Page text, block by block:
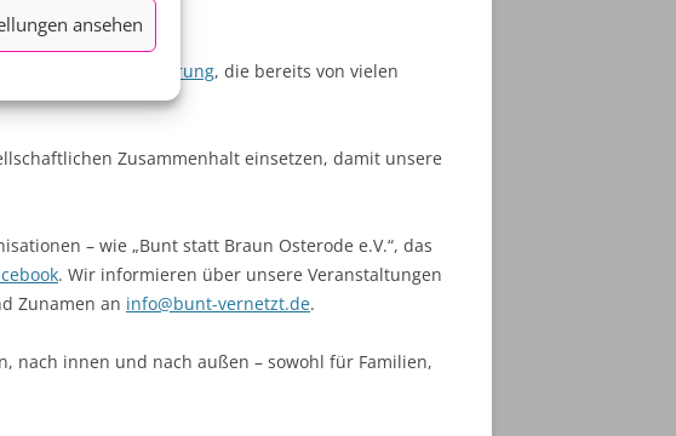
ansehen
Walkenrieder Erklärung, die bereits von vielen
Zusammenhalt einsetzen, damit unsere
– wie „Bunt statt Braun Osterode e.V.“, das
. Wir informieren über unsere Veranstaltungen
Zunamen an info@bunt-vernetzt.de.
nach innen und nach außen – sowohl für Familien,